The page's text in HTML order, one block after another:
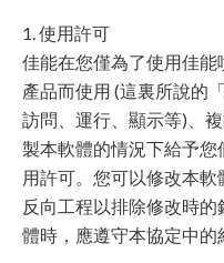
1. 使用許可
佳能在您僅為了使用佳
產品而使用 (這裏所說的
訪問、運行、顯示等)、
製本軟體的情況下給予
用許可。您可以修改本
反向工程以排除修改時
體時，應遵守本協定中的